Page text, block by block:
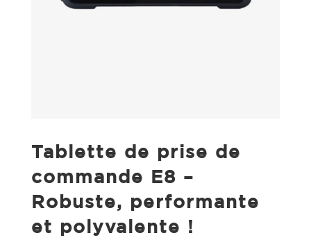
Tablette de prise de
commande E8 –
Robuste, performante
et polyvalente !